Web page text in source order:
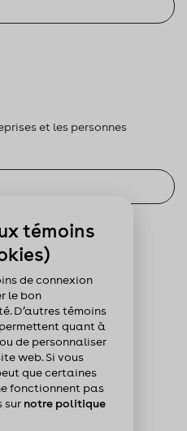
et les personnes
témoins
de connexion
le bon
D’autres témoins
quant à
de personnaliser
web. Si vous
que certaines
fonctionnent pas
sur notre politique